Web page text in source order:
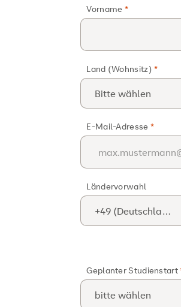
Vorname
Land (Wohnsitz)
E-Mail-Adresse
Ländervorwahl
Geplanter Studienstart